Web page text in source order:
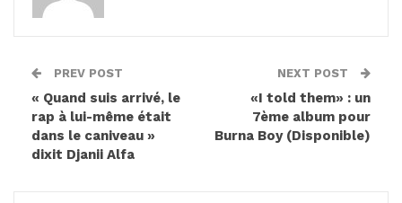
PREV POST
« Quand suis arrivé, le
rap à lui-même était
dans le caniveau »
dixit Djanii Alfa
NEXT POST
«I told them» : un
7ème album pour
Burna Boy (Disponible)